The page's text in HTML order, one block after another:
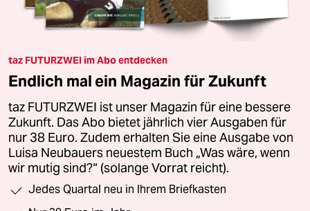
taz FUTURZWEI im Abo entdecken
Endlich mal ein Magazin für Zukunft
taz FUTURZWEI ist unser Magazin für eine bessere
Zukunft. Das Abo bietet jährlich vier Ausgaben für
nur 38 Euro. Zudem erhalten Sie eine Ausgabe von
Luisa Neubauers neuestem Buch „Was wäre, wenn
wir mutig sind?“ (solange Vorrat reicht).
Jedes Quartal neu in Ihrem Briefkasten